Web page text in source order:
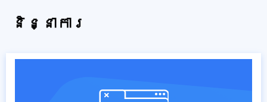
និន្នាការ